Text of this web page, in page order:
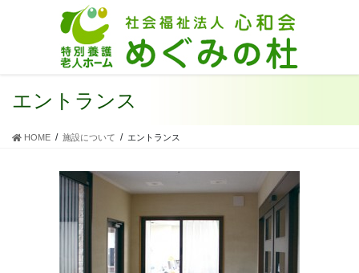
エントランス
HOME 施設について エントランス